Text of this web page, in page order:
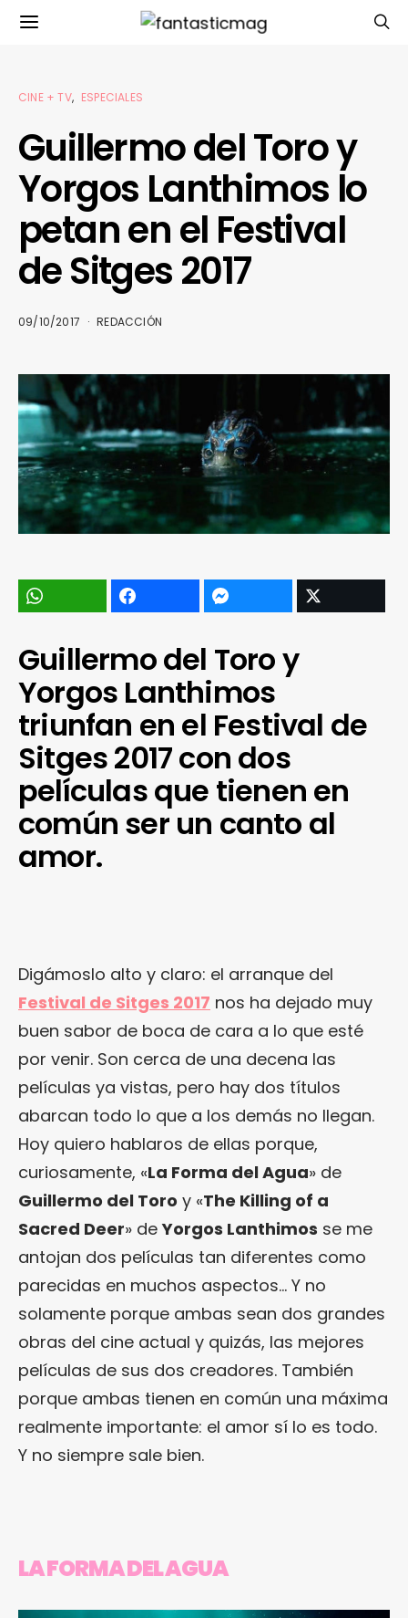
CINE + TV ESPECIALES
Guillermo del Toro y
Yorgos Lanthimos lo
petan en el Festival
de Sitges 2017
09/10/2017 REDACCIÓN
Guillermo del Toro y
Yorgos Lanthimos
triunfan en el Festival de
Sitges 2017 con dos
películas que tienen en
común ser un canto al
amor.
Digámoslo alto y claro: el arranque del
Festival de Sitges 2017 nos ha dejado muy
buen sabor de boca de cara a lo que esté
por venir. Son cerca de una decena las
películas ya vistas, pero hay dos títulos
abarcan todo lo que a los demás no llegan.
Hoy quiero hablaros de ellas porque,
curiosamente, «La Forma del Agua» de
Guillermo del Toro y «The Killing of a
Sacred Deer» deYorgos Lanthimos se me
antojan dos películas tan diferentes como
parecidas en muchos aspectos… Y no
solamente porque ambas sean dos grandes
obras del cine actual y quizás, las mejores
películas de sus dos creadores. También
porque ambas tienen en común una máxima
realmente importante: el amor sí lo es todo.
Y no siempre sale bien.
LA FORMA DEL AGUA